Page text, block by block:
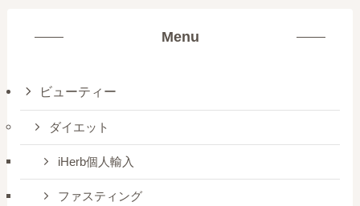
Menu
ビューティー
ダイエット
iHerb個人輸入
ファスティング